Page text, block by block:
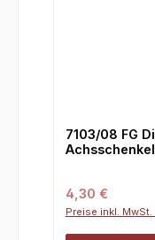
7103/08 FG
Regulärer Preis:
4,30 €
Preise inkl.